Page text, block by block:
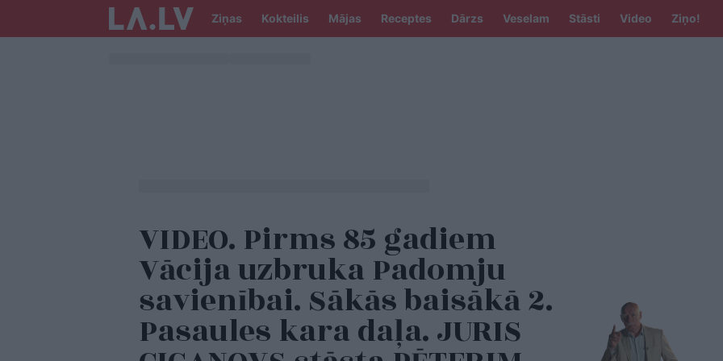
Ziņas Kokteilis Mājas Receptes Dārzs Veselam Stāsti Video Ziņo!
VIDEO. Pirms 85 gadiem
Vācija uzbruka Padomju
savienībai. Sākās baisākā 2.
Pasaules kara daļa. JURIS